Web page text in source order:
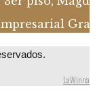
LaWinna